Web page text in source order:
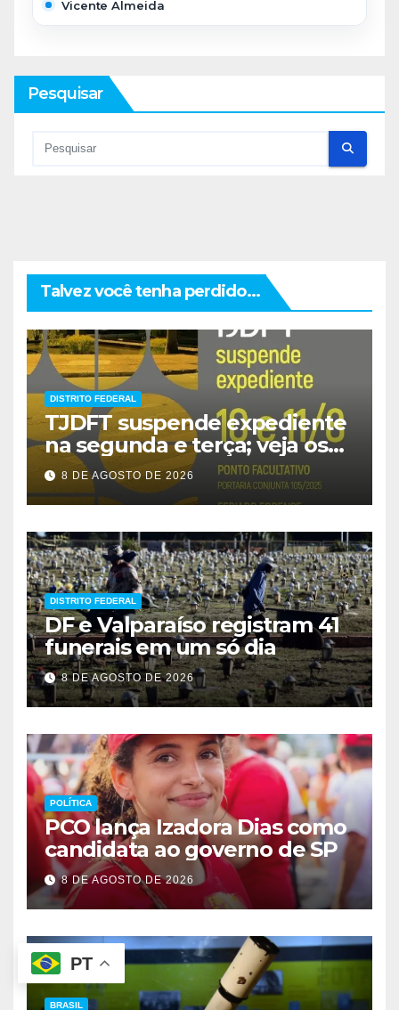
Vicente Almeida
Pesquisar
Talvez você tenha perdido...
DISTRITO FEDERAL
TJDFT suspende expediente
na segunda e terça; veja os
prazos
8 DE AGOSTO DE 2026
DISTRITO FEDERAL
DF e Valparaíso registram 41
funerais em um só dia
8 DE AGOSTO DE 2026
POLÍTICA
PCO lança Izadora Dias como
candidata ao governo de SP
8 DE AGOSTO DE 2026
BRASIL
PT